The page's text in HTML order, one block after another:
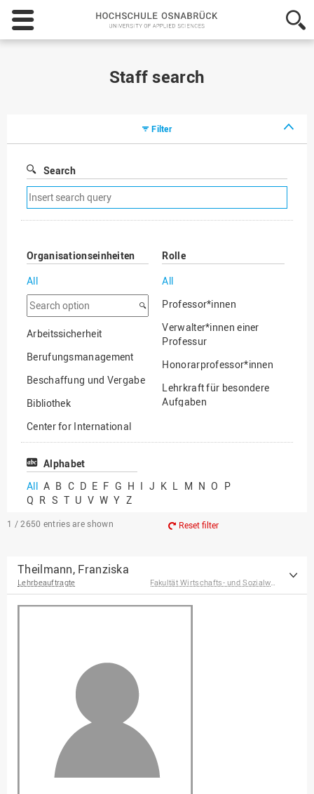
Hochschule
Osnabrück
-
Staff search
Filter
Search
Remove
search
filter
Organisationseinheiten
All
Search
option
Arbeitssicherheit
Berufungsmanagement
Beschaffung und Vergabe
Bibliothek
Center for International
Mobility
Center for International
Chancengerechtigkeit
eLearning Competence
EU-Büro
Fakultät
Agrarwissenschaften und
und Informatik
Fakultät Management,
Kultur und Technik
Fakultät Wirtschafts- und
Sozialwissenschaften
Finanzen
Rolle
All
Professor*innen
Verwalter*innen einer
Professur
Honorarprofessor*innen
Lehrkraft für besondere
Aufgaben
Professor*innen im
Alphabet
All A B C D E F G H I J K L M N O P
Q R S T U V W Y Z
1 / 2650 entries are shown Reset filter
Theilmann, Franziska
Lehrbeauftragte